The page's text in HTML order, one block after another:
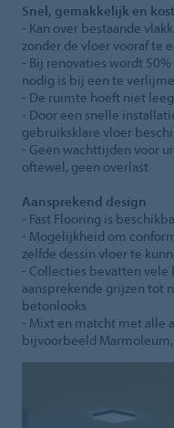
Snel, gemakkelijk en
- Kan over bestaande
zonder de vloer vooraf te
- Bij renovaties wordt
nodig is bij een te
- De ruimte hoeft niet
- Door een snelle
gebruiksklare vloer
- Geen wachttijden voor
oftewel, geen overlast
Aansprekend design
- Fast Flooring is
- Mogelijkheid om
zelfde dessin vloer te
- Collecties bevatten vele
aansprekende grijzen tot
betonlooks
- Mixt en matcht met alle
bijvoorbeeld Marmoleum,